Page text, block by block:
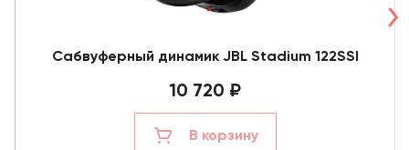
Сабвуферный динамик JBL Stadium 122SSI
10 720 ₽
В корзину